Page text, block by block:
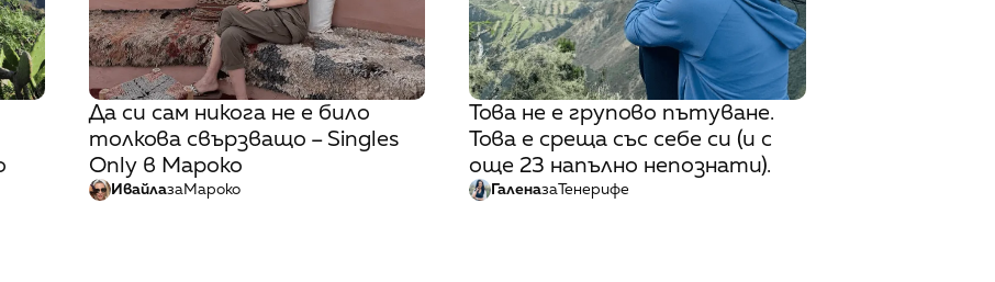
Да си сам никога не е било
толкова свързващо – Singles
Only в Мароко
ИвайлазаМароко
Това не е групово пътуване.
Това е среща със себе си (и с
още 23 напълно непознати).
ГаленазаТенерифе